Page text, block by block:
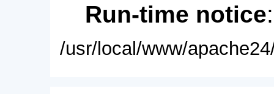
Run-time notice
/usr/local/www/